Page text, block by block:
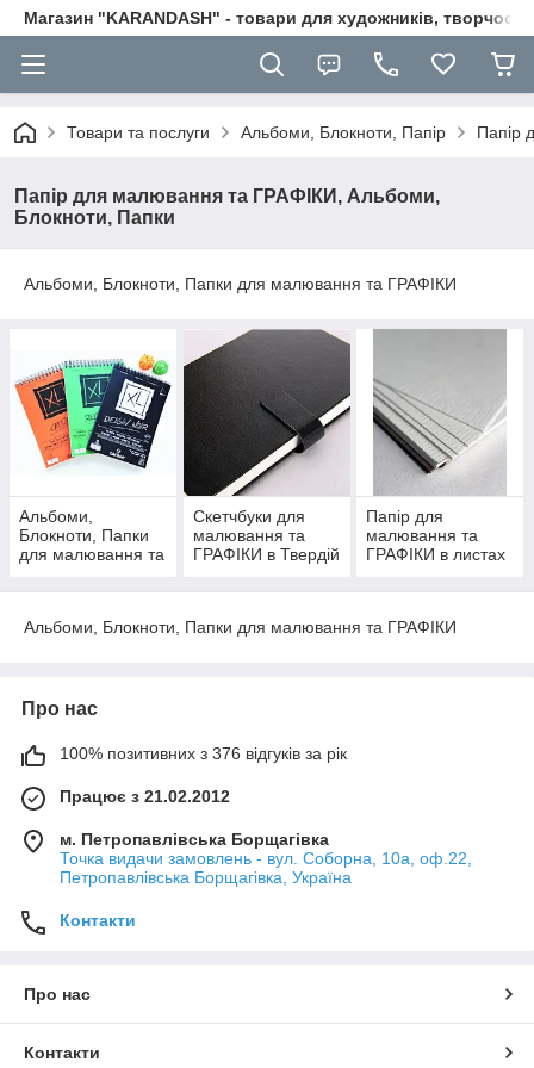
Магазин "KARANDASH" - товари для художників, творчості
Товари та послуги Альбоми, Блокноти, Папір Папір
Папір для малювання та ГРАФІКИ, Альбоми,
Блокноти, Папки
Альбоми, Блокноти, Папки для малювання та ГРАФІКИ
Альбоми,
Блокноти, Папки
для малювання та
обкладинці
Скетчбуки для
малювання та
ГРАФІКИ в Твердій
Папір для
малювання та
ГРАФІКИ в листах
Альбоми, Блокноти, Папки для малювання та ГРАФІКИ
Про нас
100% позитивних з 376 відгуків за рік
Працює з 21.02.2012
м. Петропавлівська Борщагівка
Точка видачи замовлень - вул. Соборна, 10а, оф.22,
Петропавлівська Борщагівка, Україна
Контакти
Про нас
Контакти